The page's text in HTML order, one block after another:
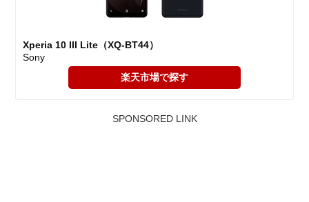
Xperia 10 III Lite（XQ-BT44）
Sony
楽天市場で探す
SPONSORED LINK